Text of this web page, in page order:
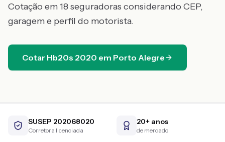
Cotação em 18 seguradoras considerando CEP,
garagem e perfil do motorista.
Cotar Hb20s 2020 em Porto Alegre
SUSEP 202068020
Corretora licenciada
20+ anos
de mercado